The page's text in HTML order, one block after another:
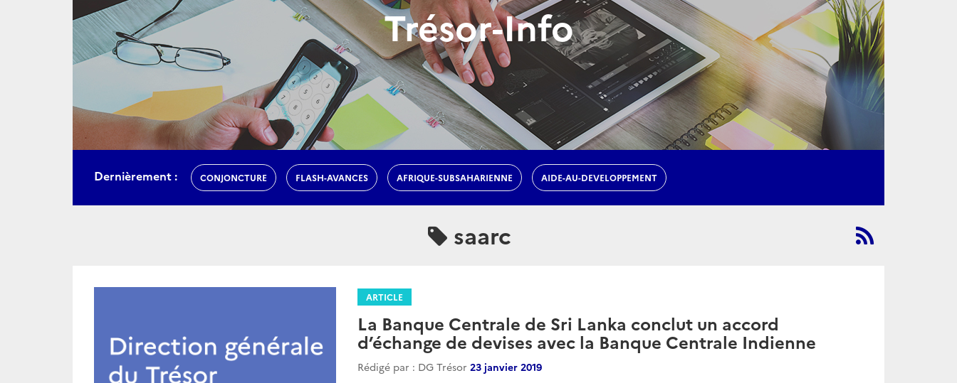
Trésor-Info
Dernièrement : CONJONCTURE FLASH-AVANCES AFRIQUE-SUBSAHARIENNE AIDE-AU-DEVELOPPEMENT
saarc
ARTICLE
La Banque Centrale de Sri Lanka conclut un accord
d’échange de devises avec la Banque Centrale Indienne
Rédigé par : DG Trésor 23 janvier 2019